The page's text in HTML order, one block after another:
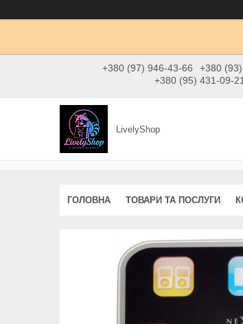
+380 (97) 946-43-66
+380
+380 (95) 431-09-21
LivelyShop
ГОЛОВНА ТОВАРИ ТА ПОСЛУГИ